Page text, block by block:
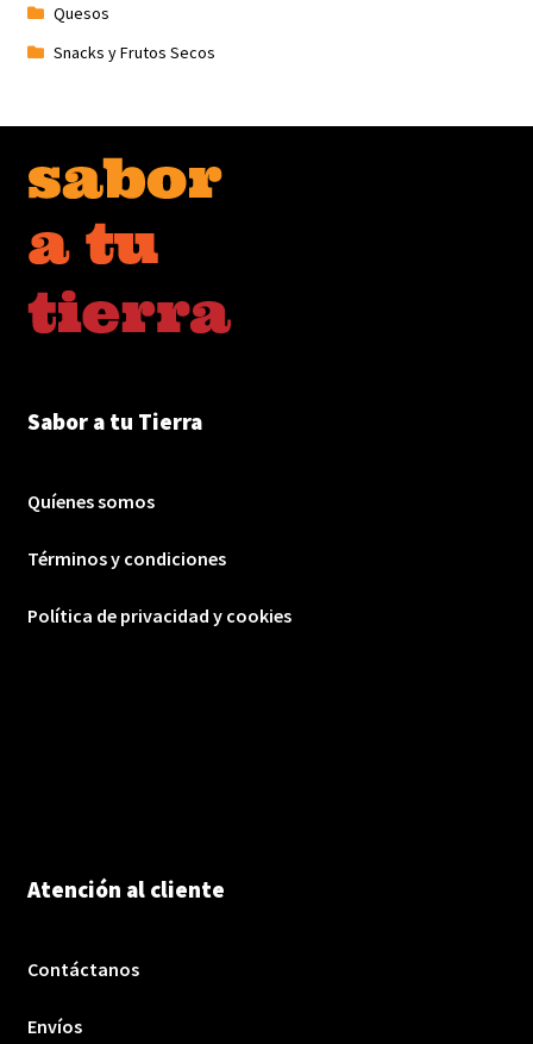
Quesos
Snacks y Frutos Secos
Sabor a tu Tierra
Quíenes somos
Términos y condiciones
Política de privacidad y cookies
Atención al cliente
Contáctanos
Envíos